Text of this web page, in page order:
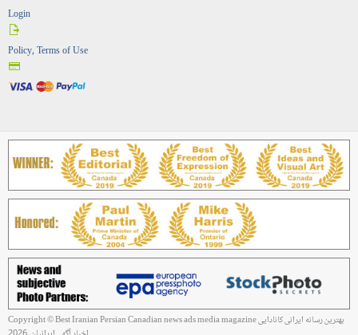
Login
Policy, Terms of Use
Copyright © Best Iranian Persian Canadian news ads media magazine بهترین رسانه ایرانی کانادایی